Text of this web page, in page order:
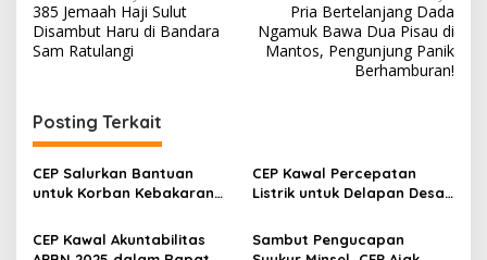
a
v
g
a
s
i
p
385 Jemaah Haji Sulut
Disambut Haru di Bandara
Sam Ratulangi
Pria Bertelanjang Dada
Ngamuk Bawa Dua Pisau di
Mantos, Pengunjung Panik
Berhamburan!
Posting Terkait
CEP Salurkan Bantuan
untuk Korban Kebakaran
bagi Warga Terdampak
CEP Kawal Percepatan
Listrik untuk Delapan Desa
Rasio Elektrifikasi 100
Persen
CEP Kawal Akuntabilitas
Sambut Pengucapan